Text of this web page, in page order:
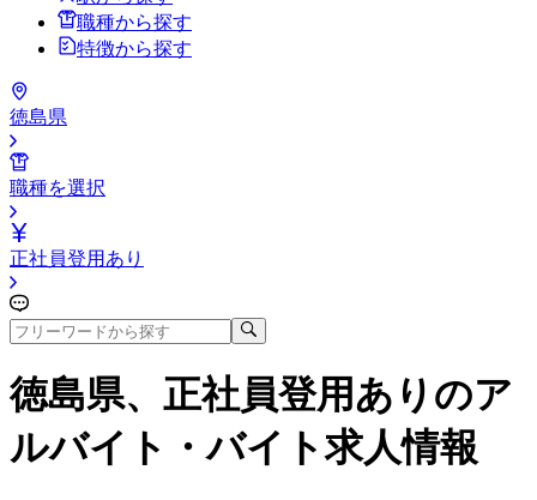
職種から探す
特徴から探す
徳島県
職種を選択
正社員登用あり
徳島県、正社員登用あり のア
ルバイト・バイト求人情報